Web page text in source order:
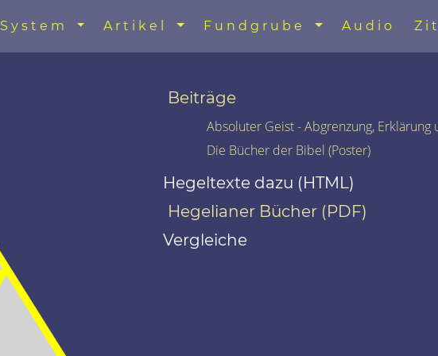
System Artikel Fundgrube Audio
Beiträge
Absoluter Geist - Abgrenzung,
Die Bücher der Bibel (Poster)
Hegeltexte dazu (HTML)
Hegelianer Bücher (PDF)
Vergleiche